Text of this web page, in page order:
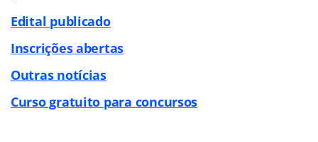
Edital publicado
Inscrições abertas
Outras notícias
Curso gratuito para concursos